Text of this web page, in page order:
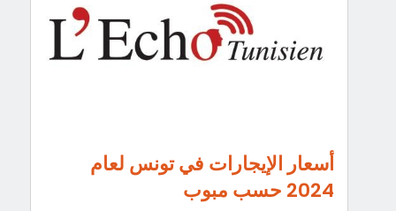
أسعار الإيجارات في تونس لعام
2024 حسب مبوب